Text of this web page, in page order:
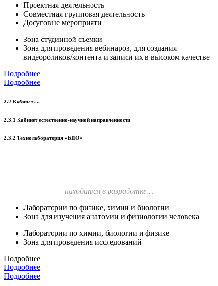
Проектная деятельность
Совместная групповая деятельность
Досуговые мероприяти
Зона студииной съемки
Зона для проведения вебинаров, для создания
видеороликов/контента и записи их в высоком качестве
Подробнее
Подробнее
2.2 Кабинет….
2.3.1 Кабинет естественно-научной направленности
2.3.2 Технолаборатория «БИО»
находится в разработке…
Лаборатории по физике, химии и биологии
Зона для изучения анатомии и физиологии человека
Лаборатории по химии, биологии и физике
Зона для проведения исследований
Подробнее
Подробнее
Подробнее